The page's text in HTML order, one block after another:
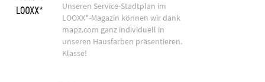
Unseren Service-Stadtplan im
LOOXX*-Magazin können wir dank
mapz.com ganz individuell in
unseren Hausfarben präsentieren.
Klasse!